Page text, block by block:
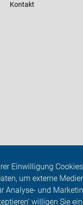
Einwilligung
um externe
Analyse- und
willigen Sie
Kontakt